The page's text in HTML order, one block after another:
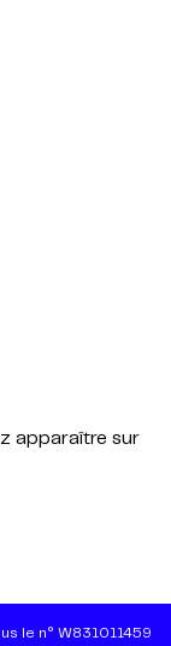
apparaître sur
le n° W831011459